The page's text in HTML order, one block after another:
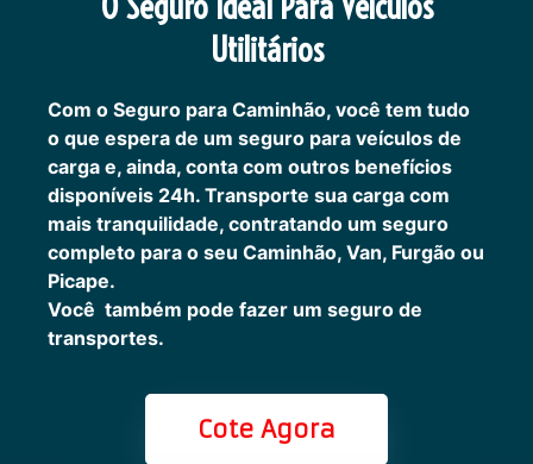
Utilitários
Com o Seguro para Caminhão, você tem tudo
o que espera de um seguro para veículos de
carga e, ainda, conta com outros benefícios
disponíveis 24h. Transporte sua carga com
mais tranquilidade, contratando um seguro
completo para o seu Caminhão, Van, Furgão ou
Picape.
Você também pode fazer um seguro de
transportes.
Cote Agora